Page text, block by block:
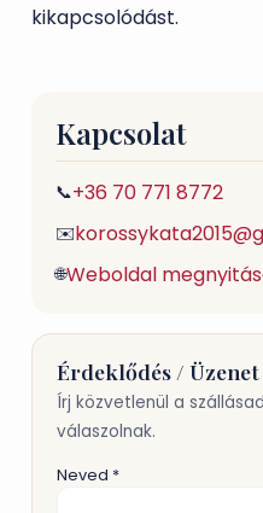
kikapcsolódást.
Kapcsolat
📞+36 70 771 8772
✉️
🌐Weboldal
Érdeklődés /
Írj közvetlenül a
válaszolnak.
Neved *